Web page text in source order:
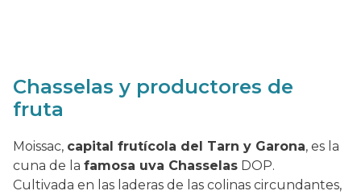
Chasselas y productores de
fruta
Moissac, capital frutícola del Tarn y Garona, es la
cuna de la famosa uva Chasselas DOP.
Cultivada en las laderas de las colinas circundantes,